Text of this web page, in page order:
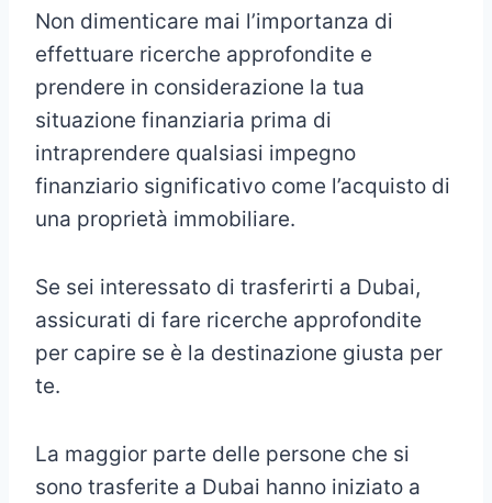
Non dimenticare mai l’importanza di
effettuare ricerche approfondite e
prendere in considerazione la tua
situazione finanziaria prima di
intraprendere qualsiasi impegno
finanziario significativo come l’acquisto di
una proprietà immobiliare.
Se sei interessato di trasferirti a Dubai,
assicurati di fare ricerche approfondite
per capire se è la destinazione giusta per
te.
La maggior parte delle persone che si
sono trasferite a Dubai hanno iniziato a